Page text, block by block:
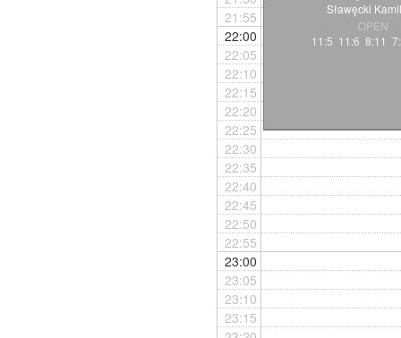
Sławęcki Kamil
OPEN
11:5 11:6 8:11
21:55
22:00
22:05
22:10
22:15
22:20
22:25
22:30
22:35
22:40
22:45
22:50
22:55
23:00
23:05
23:10
23:15